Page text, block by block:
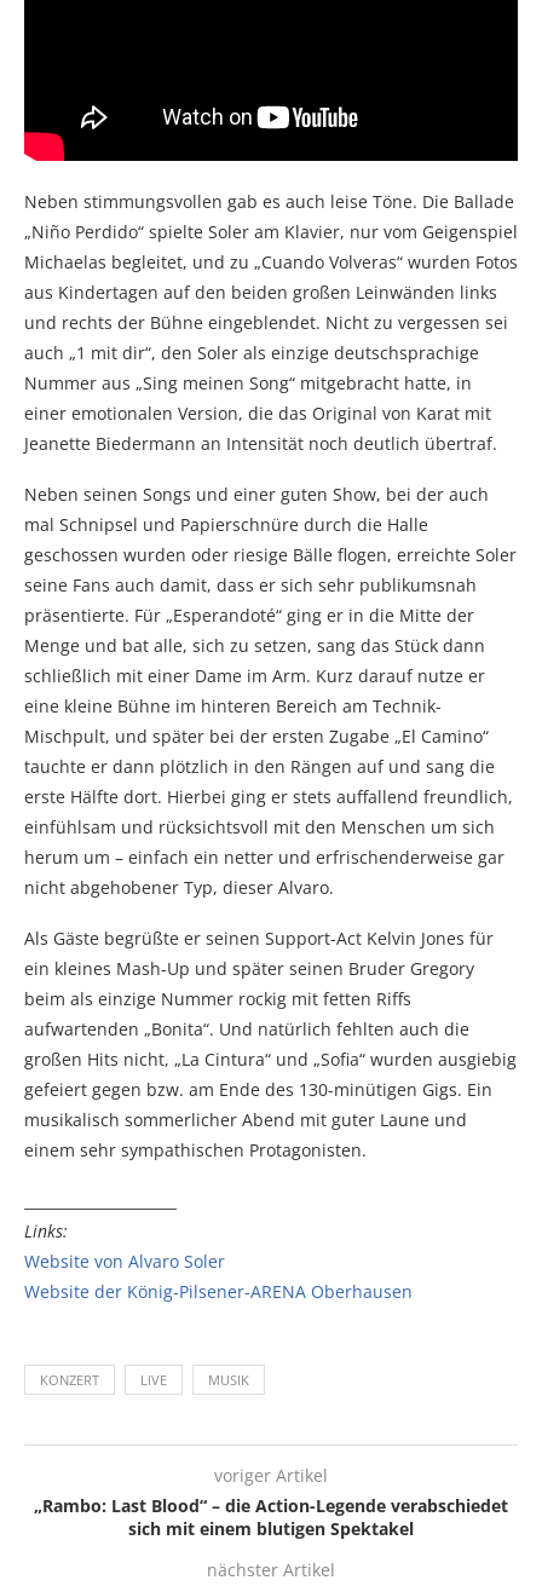
Neben stimmungsvollen gab es auch leise Töne. Die Ballade
„Niño Perdido“ spielte Soler am Klavier, nur vom Geigenspiel
Michaelas begleitet, und zu „Cuando Volveras“ wurden Fotos
aus Kindertagen auf den beiden großen Leinwänden links
und rechts der Bühne eingeblendet. Nicht zu vergessen sei
auch „1 mit dir“, den Soler als einzige deutschsprachige
Nummer aus „Sing meinen Song“ mitgebracht hatte, in
einer emotionalen Version, die das Original von Karat mit
Jeanette Biedermann an Intensität noch deutlich übertraf.
Neben seinen Songs und einer guten Show, bei der auch
mal Schnipsel und Papierschnüre durch die Halle
geschossen wurden oder riesige Bälle flogen, erreichte Soler
seine Fans auch damit, dass er sich sehr publikumsnah
präsentierte. Für „Esperandoté“ ging er in die Mitte der
Menge und bat alle, sich zu setzen, sang das Stück dann
schließlich mit einer Dame im Arm. Kurz darauf nutze er
eine kleine Bühne im hinteren Bereich am Technik-
Mischpult, und später bei der ersten Zugabe „El Camino“
tauchte er dann plötzlich in den Rängen auf und sang die
erste Hälfte dort. Hierbei ging er stets auffallend freundlich,
einfühlsam und rücksichtsvoll mit den Menschen um sich
herum um – einfach ein netter und erfrischenderweise gar
nicht abgehobener Typ, dieser Alvaro.
Als Gäste begrüßte er seinen Support-Act Kelvin Jones für
ein kleines Mash-Up und später seinen Bruder Gregory
beim als einzige Nummer rockig mit fetten Riffs
aufwartenden „Bonita“. Und natürlich fehlten auch die
großen Hits nicht, „La Cintura“ und „Sofia“ wurden ausgiebig
gefeiert gegen bzw. am Ende des 130-minütigen Gigs. Ein
musikalisch sommerlicher Abend mit guter Laune und
einem sehr sympathischen Protagonisten.
Links:
Website von Alvaro Soler
Website der König-Pilsener-ARENA Oberhausen
KONZERT LIVE MUSIK
voriger Artikel
„Rambo: Last Blood“ – die Action-Legende verabschiedet
sich mit einem blutigen Spektakel
nächster Artikel